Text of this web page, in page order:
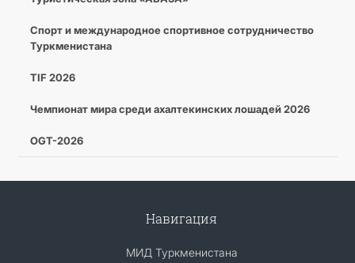
Спорт и международное спортивное сотрудничество
Туркменистана
TIF 2026
Чемпионат мира среди ахалтекинских лошадей 2026
OGT-2026
Навигация
МИД Туркменистана